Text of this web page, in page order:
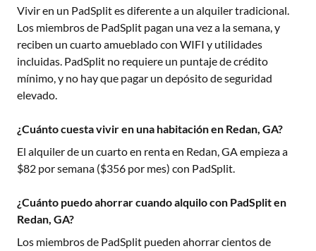
Vivir en un PadSplit es diferente a un alquiler tradicional.
Los miembros de PadSplit pagan una vez a la semana, y
reciben un cuarto amueblado con WIFI y utilidades
incluidas. PadSplit no requiere un puntaje de crédito
mínimo, y no hay que pagar un depósito de seguridad
elevado.
¿Cuánto cuesta vivir en una habitación en Redan, GA?
El alquiler de un cuarto en renta en Redan, GAempieza a
$82 por semana ($356 por mes) con PadSplit.
¿Cuánto puedo ahorrar cuando alquilo con PadSplit en
Redan, GA?
Los miembros de PadSplit pueden ahorrar cientos de